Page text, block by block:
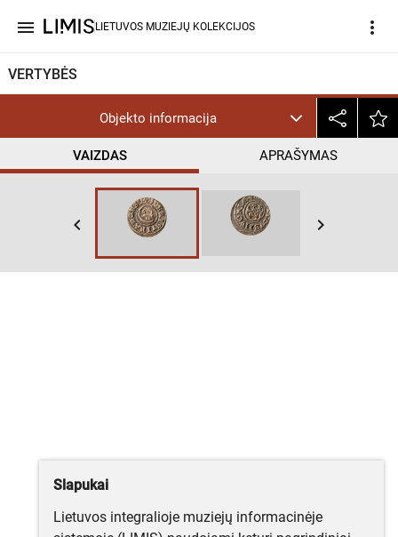
menu LIETUVOS MUZIEJŲ KOLEKCIJOS more_vert
VERTYBĖS
Objekto informacija
VAIZDAS APRAŠYMAS
keyboard_arrow_left keyboard_arrow_right
Slapukai
Lietuvos integralioje muziejų informacinėje